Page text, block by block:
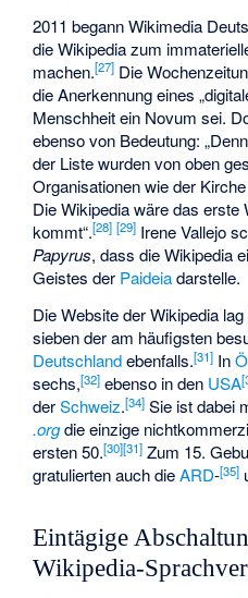
2011 begann Wikimedia
die Wikipedia zum
machen.[27] Die
die Anerkennung eines
Menschheit ein Novum sei.
ebenso von Bedeutung:
der Liste wurden von oben
Organisationen wie der
Die Wikipedia wäre das erste
kommt“.[28] [29] Irene Vallejo
Papyrus, dass die Wikipedia
Geistes der Paideiadarstelle.
Die Website der Wikipedia
sieben der am häufigsten
Deutschlandebenfalls.[31] In
sechs,[32] ebenso in den USA[
derSchweiz.[34] Sie ist dabei
.orgdie einzige
ersten 50.[30][31] Zum 15.
gratulierten auch dieARD-[35]
Eintägige
Wikipedia-